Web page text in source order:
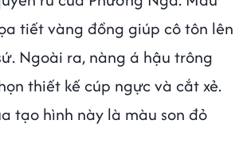
tiết vàng đồng giúp cô tôn lên
Ngoài ra, nàng á hậu trông
thiết kế cúp ngực và cắt xẻ.
tạo hình này là màu son đỏ